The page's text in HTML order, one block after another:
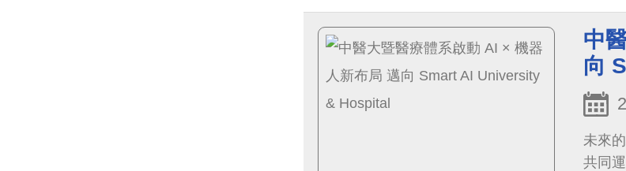
部、
大學
長、
探討
勢。
中
向
未來
共同